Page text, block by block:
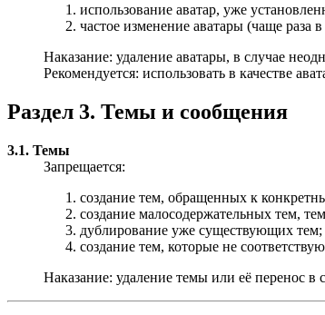
использование аватар, уже
частое изменение аватары (чаще раза
Наказание: удаление аватары, в случае
Рекомендуется: использовать в качестве
Раздел 3. Темы и сообщения
3.1. Темы
Запрещается:
создание тем, обращенных к
создание малосодержательных тем,
дублирование уже существующих тем;
создание тем, которые не
Наказание: удаление темы или её перенос в